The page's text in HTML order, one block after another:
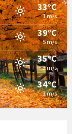
33°C
1 m/s
39°C
5 m/s
35°C
3 m/s
34°C
3 m/s